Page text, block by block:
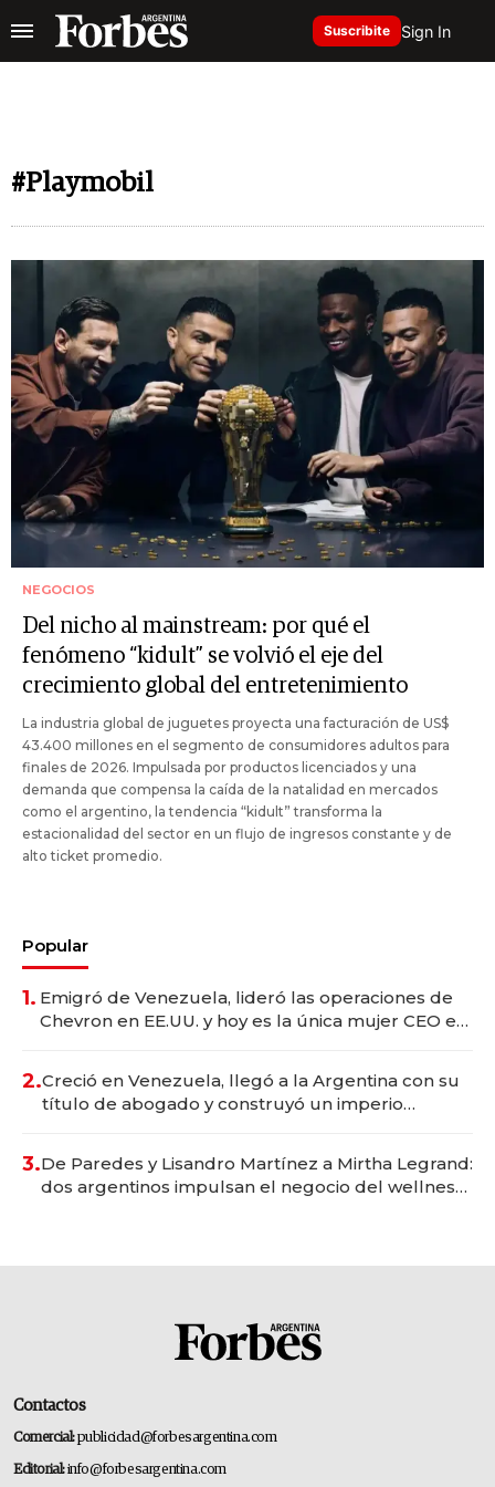
Suscribite Sign In
#Playmobil
NEGOCIOS
Del nicho al mainstream: por qué el
fenómeno “kidult” se volvió el eje del
crecimiento global del entretenimiento
La industria global de juguetes proyecta una facturación de US$
43.400 millones en el segmento de consumidores adultos para
finales de 2026. Impulsada por productos licenciados y una
demanda que compensa la caída de la natalidad en mercados
como el argentino, la tendencia “kidult” transforma la
estacionalidad del sector en un flujo de ingresos constante y de
alto ticket promedio.
Popular
1. Emigró de Venezuela, lideró las operaciones de
Chevron en EE.UU. y hoy es la única mujer CEO en
2.Creció en Venezuela, llegó a la Argentina con su
título de abogado y construyó un imperio
3.De Paredes y Lisandro Martínez a Mirtha Legrand:
dos argentinos impulsan el negocio del wellness
Contactos
Comercial:publicidad@forbesargentina.com
Editorial:info@forbesargentina.com